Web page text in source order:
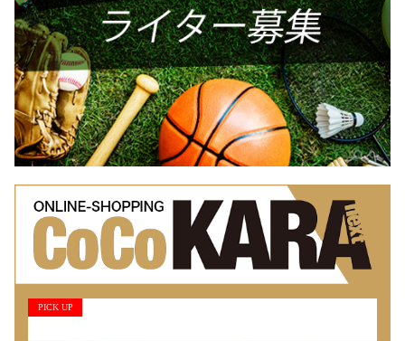
PICK UP